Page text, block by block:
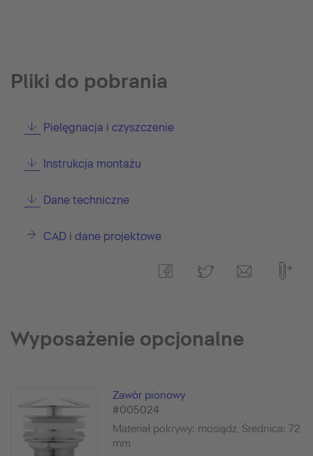
Pliki do pobrania
Pielęgnacja i czyszczenie
Instrukcja montażu
Dane techniczne
CAD i dane projektowe
Wyposażenie opcjonalne
Zawór pionowy
#005024
Materiał pokrywy: mosiądz, Średnica: 72
mm